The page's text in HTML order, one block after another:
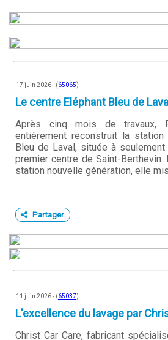
17 juin 2026 - (65065)
Le centre Eléphant Bleu de
Après cinq mois de travaux,
entièrement reconstruit la station
Bleu de Laval, située à
premier centre de Saint-Berthevin.
station nouvelle génération, elle
Partager
11 juin 2026 - (65037)
L'excellence du lavage par
Christ Car Care, fabricant